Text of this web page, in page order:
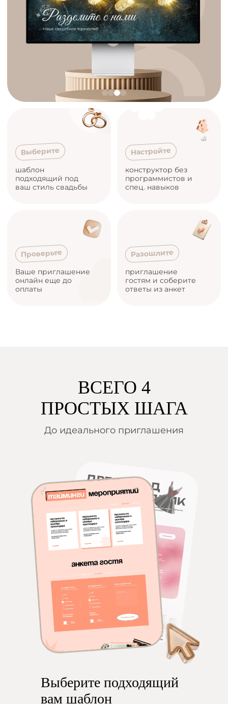
Выберите
шаблон
подходящий под
ваш стиль свадьбы
Настройте
конструктор без
программистов и
спец. навыков
Проверьте
Ваше приглашение
онлайн еще до
оплаты
Разошлите
приглашение
гостям и соберите
ответы из анкет
ВСЕГО 4
ПРОСТЫХ ШАГА
До идеального приглашения
Выберите подходящий
вам шаблон